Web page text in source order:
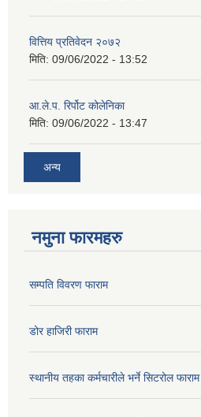
वित्तिय प्रतिवेदन २०७२
मिति: 09/06/2022 - 13:52
आ.ले.प. रिर्पोट कोलेनिका
मिति: 09/06/2022 - 13:47
अन्य
नमुना फारमहरु
सम्पति विवरण फाराम
डोर हाजिरी फाराम
स्थानीय तहका कर्मचारीले भर्ने सिटरोल फाराम